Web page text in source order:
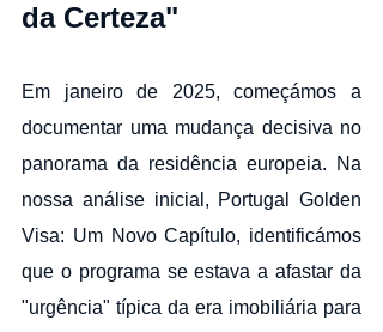
da Certeza"
Em janeiro de 2025, começámos a
documentar uma mudança decisiva no
panorama da residência europeia. Na
nossa análise inicial, Portugal Golden
Visa: Um Novo Capítulo, identificámos
que o programa se estava a afastar da
"urgência" típica da era imobiliária para